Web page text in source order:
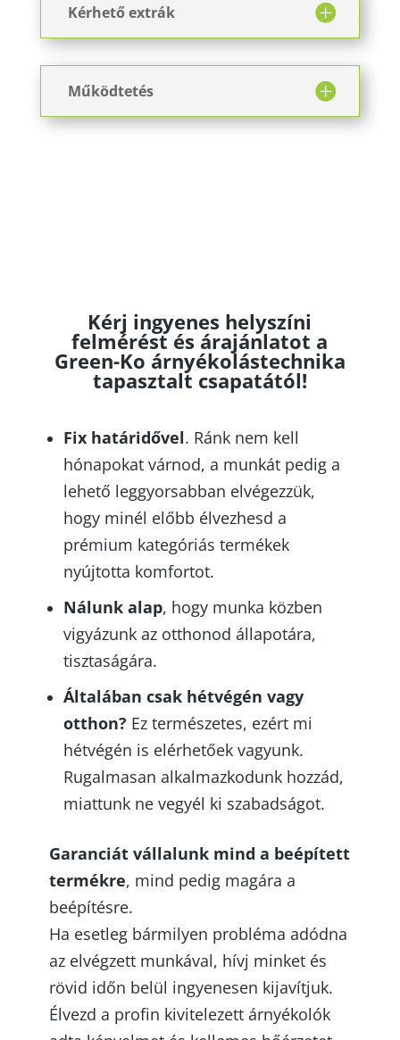
Kérhető extrák
Működtetés
Kérj ingyenes helyszíni
felmérést és árajánlatot a
Green-Ko árnyékolástechnika
tapasztalt csapatától!
Fix határidővel. Ránk nem kell
hónapokat várnod, a munkát pedig a
lehető leggyorsabban elvégezzük,
hogy minél előbb élvezhesd a
prémium kategóriás termékek
nyújtotta komfortot.
Nálunk alap, hogy munka közben
vigyázunk az otthonod állapotára,
tisztaságára.
Általában csak hétvégén vagy
otthon? Ez természetes, ezért mi
hétvégén is elérhetőek vagyunk.
Rugalmasan alkalmazkodunk hozzád,
miattunk ne vegyél ki szabadságot.
Garanciát vállalunk mind a beépített
termékre, mind pedig magára a
beépítésre.
Ha esetleg bármilyen probléma adódna
az elvégzett munkával, hívj minket és
rövid időn belül ingyenesen kijavítjuk.
Élvezd a profin kivitelezett árnyékolók